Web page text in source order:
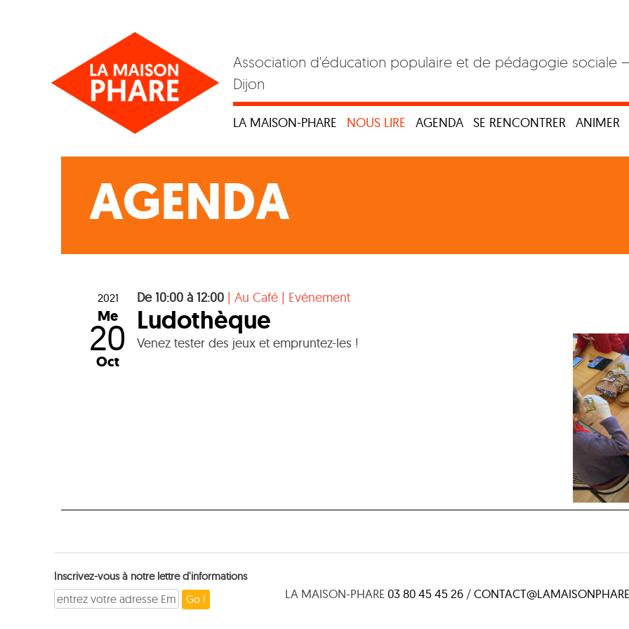
Association d'éducation populaire et de pédagogie sociale
Dijon
LA MAISON-PHARE NOUS LIRE AGENDA SE RENCONTRER ANIMER
AGENDA
2021
Me
20
Oct
De 10:00 à 12:00 | Au Café | Evénement
Ludothèque
Venez tester des jeux et empruntez-les !
Inscrivez-vous à notre lettre d'informations
LA MAISON-PHARE03 80 45 45 26 /